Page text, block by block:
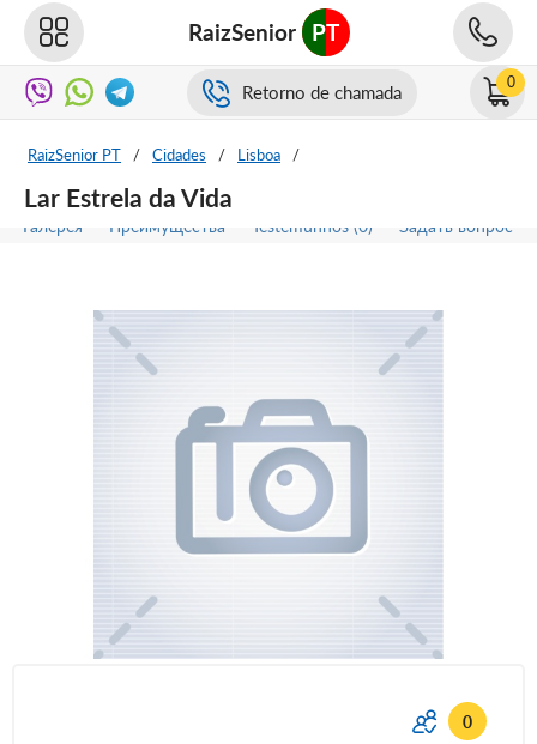
RaizSenior PT
Retorno de chamada 0
RaizSenior PT / Cidades / Lisboa /
Lar Estrela da Vida
Галерея Преимущества Testemunhos (0) Задать вопрос
0